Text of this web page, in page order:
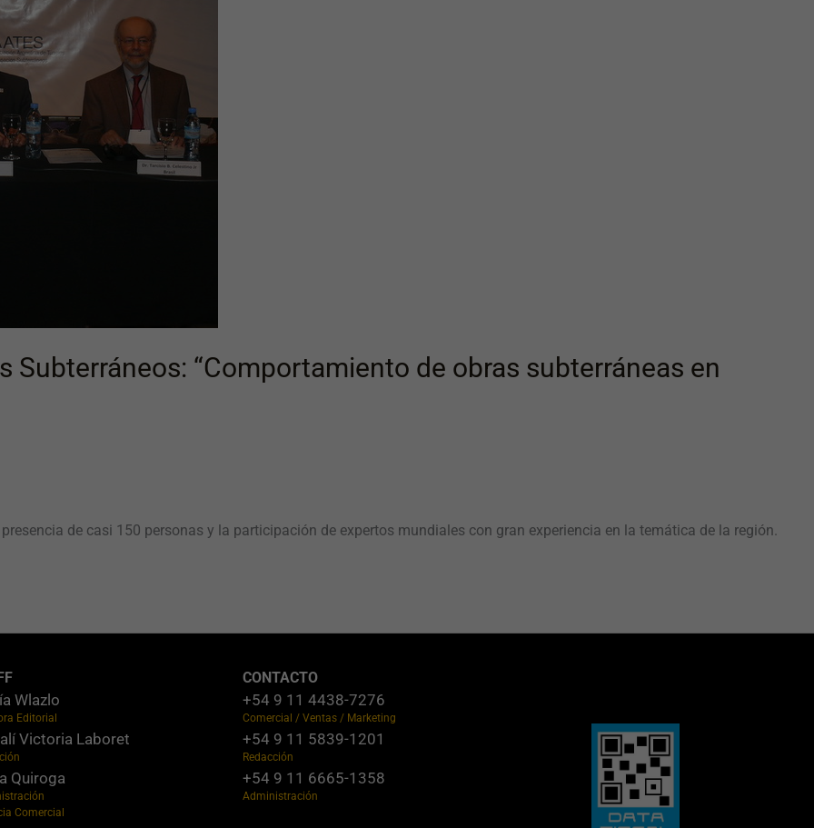
Subterráneos: “Comportamiento de obras subterráneas en
de casi 150 personas y la participación de expertos mundiales con gran experiencia en la temática de la región.
Wlazlo
Editorial
Victoria Laboret
Quiroga
Comercial
CONTACTO
+54 9 11 4438-7276
Comercial / Ventas / Marketing
+54 9 11 5839-1201
Redacción
+54 9 11 6665-1358
Administración